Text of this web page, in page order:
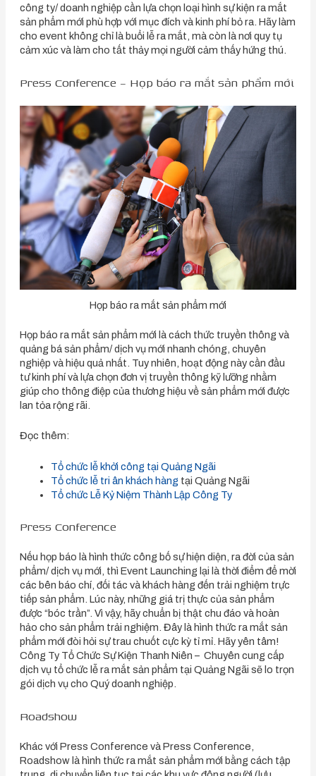
công ty/ doanh nghiệp cần lựa chọn loại hình sự kiện ra mắt
sản phẩm mới phù hợp với mục đích và kinh phí bỏ ra. Hãy làm
cho event không chỉ là buổi lễ ra mắt, mà còn là nơi quy tụ
cảm xúc và làm cho tất thảy mọi người cảm thấy hứng thú.
Press Conference – Họp báo ra mắt sản phẩm mới
Họp báo ra mắt sản phẩm mới
Họp báo ra mắt sản phẩm mới là cách thức truyền thông và
quảng bá sản phẩm/ dịch vụ mới nhanh chóng, chuyên
nghiệp và hiệu quả nhất. Tuy nhiên, hoạt động này cần đầu
tư kinh phí và lựa chọn đơn vị truyền thông kỹ lưỡng nhằm
giúp cho thông điệp của thương hiệu về sản phẩm mới được
lan tỏa rộng rãi.
Đọc thêm:
Tổ chức lễ khởi công tại Quảng Ngãi
Tổ chức lễ tri ân khách hàng tại Quảng Ngãi
Tổ chức Lễ Kỷ Niệm Thành Lập Công Ty
Press Conference
Nếu họp báo là hình thức công bố sự hiện diện, ra đời của sản
phẩm/ dịch vụ mới, thì Event Launching lại là thời điểm để mời
các bên báo chí, đối tác và khách hàng đến trải nghiệm trực
tiếp sản phẩm. Lúc này, những giá trị thực của sản phẩm
được “bóc trần”. Vì vậy, hãy chuẩn bị thật chu đáo và hoàn
hảo cho sản phẩm trải nghiệm. Đây là hình thức ra mắt sản
phẩm mới đòi hỏi sự trau chuốt cực kỳ tỉ mỉ. Hãy yên tâm!
Công Ty Tổ Chức Sự Kiện Thanh Niên – Chuyên cung cấp
dịch vụ tổ chức lễ ra mắt sản phẩm tại Quảng Ngãi sẽ lo trọn
gói dịch vụ cho Quý doanh nghiệp.
Roadshow
Khác với Press Conference và Press Conference,
Roadshow là hình thức ra mắt sản phẩm mới bằng cách tập